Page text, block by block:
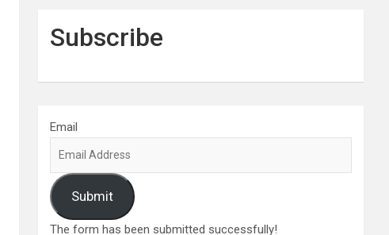
Subscribe
Email
Submit
The form has been submitted successfully!